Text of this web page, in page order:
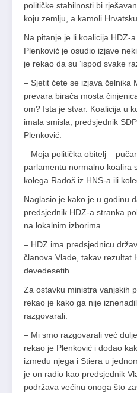
političke stabilnosti bi
koju zemlju, a kamoli Hrvatsku.
Na pitanje je li koalicija HDZ-
Plenković je osudio izjave
je rekao da su ‘ispod svake
– Sjetit ćete se izjava čelnika
prevara birača mosta
om? Ista je stvar. Koalicija u
imala smisla, predsjednik
Plenković.
– Moja politička obitelj –
parlamentu normalno koalira
kolega Radoš iz HNS-a ili
Naglasio je kako je u godinu
predsjednik HDZ-a stranka
na lokalnim izborima.
– HDZ ima predsjednicu
članova Vlade, takav rezultat
devedesetih…
Za ostavku ministra vanjskih
rekao je kako ga nije
razgovarali.
– Mi smo razgovarali već
rekao je Plenković i dodao
između njega i Stiera u
je on radio kao predsjednik
podržava većinu onoga što